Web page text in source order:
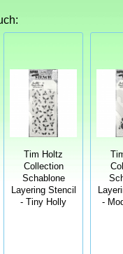
Tim Holtz
Collection
Schablone
Layering Stencil
- Tiny Holly
-